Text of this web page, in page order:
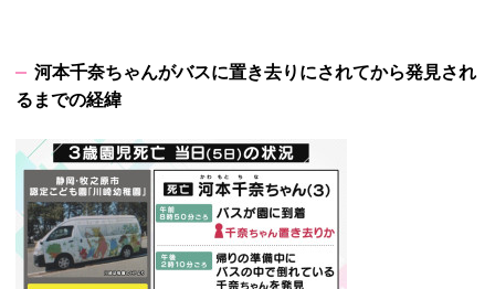
河本千奈ちゃんがバスに置き去りにされてから発見され
るまでの経緯